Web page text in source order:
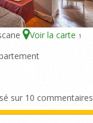
Voir la carte 1
sur 10 commentaires